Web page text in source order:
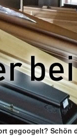
gegoogelt?